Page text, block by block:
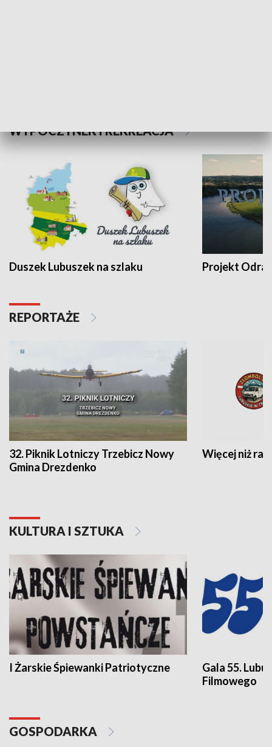
WYPOCZYNEK I REKREACJA
Duszek Lubuszek na szlaku Projekt Odra
REPORTAŻE
32. Piknik Lotniczy Trzebicz Nowy
Gmina Drezdenko
Więcej niż rajd
KULTURA I SZTUKA
I Żarskie Śpiewanki Patriotyczne
Gala 55.
Filmowego
GOSPODARKA